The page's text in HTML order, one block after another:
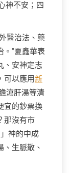
神不安；四
醫治法、藥
。”夏鑫華表
、安神定志
可以應用新
瀉肝湯等清
宜的鈔票換
那沒有市
神的中成
生脈散、